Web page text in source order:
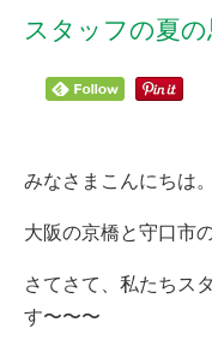
スタッフの夏
みなさまこんにちは。
大阪の京橋と守口市
さてさて、私たちス
す〜〜〜